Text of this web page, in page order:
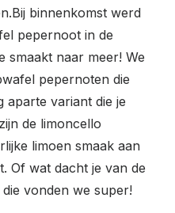
binnenkomst werd
pepernoot in de
smaakt naar meer! We
pepernoten die
aparte variant die je
de limoncello
limoen smaak aan
Of wat dacht je van de
vonden we super!